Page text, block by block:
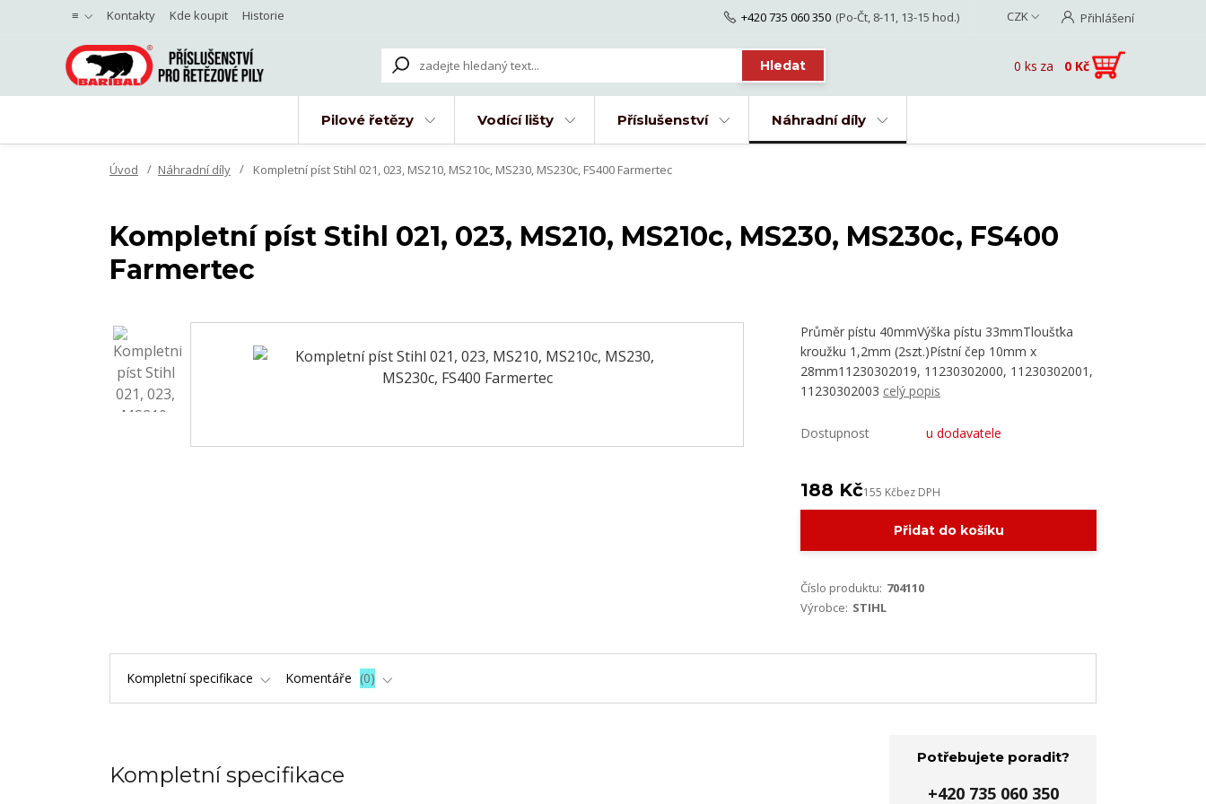
≡ Kontakty Kde koupit Historie CZK Přihlášení
Hledat
+420 735 060 350 (Po-Čt, 8-11, 13-15 hod.)
0 ks za 0 Kč
Pilové řetězy Vodící lišty Příslušenství Náhradní díly
Úvod Náhradní díly Kompletní píst Stihl 021, 023, MS210, MS210c, MS230, MS230c, FS400 Farmertec
Kompletní píst Stihl 021, 023, MS210, MS210c, MS230, MS230c, FS400
Farmertec
Průměr pístu 40mmVýška pístu 33mmTloušťka
kroužku 1,2mm (2szt.)Pístní čep 10mm x
28mm11230302019, 11230302000, 11230302001,
11230302003 celý popis
Dostupnost u dodavatele
188 Kč155 Kčbez DPH
Přidat do košíku
Číslo produktu: 704110
Výrobce: STIHL
Kompletní specifikace Komentáře 0
Kompletní specifikace
Potřebujete poradit?
+420 735 060 350